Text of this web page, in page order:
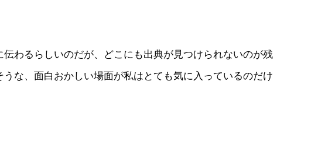
伝わるらしいのだが、どこにも出典が見つけられないのが残
な、面白おかしい場面が私はとても気に入っているのだけ